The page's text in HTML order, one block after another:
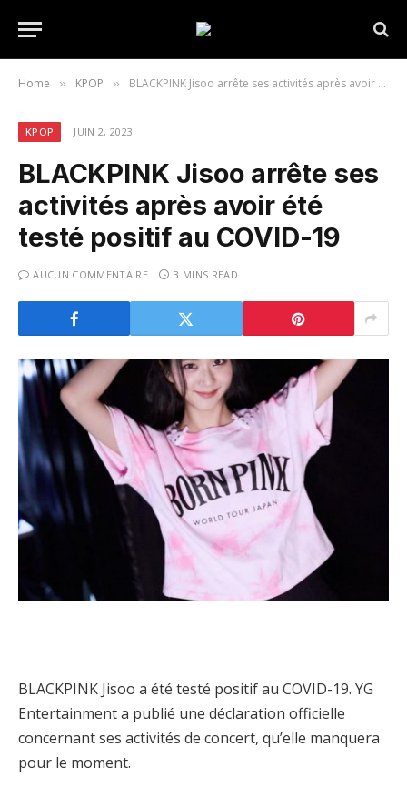
Home » KPOP » BLACKPINK Jisoo arrête ses activités après avoir été testé positif au COVID-19
KPOP JUIN 2, 2023
BLACKPINK Jisoo arrête ses
activités après avoir été
testé positif au COVID-19
AUCUN COMMENTAIRE 3 MINS READ
BLACKPINK Jisoo a été testé positif au COVID-19. YG
Entertainment a publié une déclaration officielle
concernant ses activités de concert, qu’elle manquera
pour le moment.